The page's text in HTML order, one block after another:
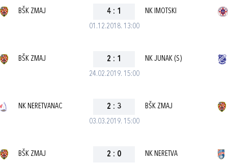
01.12.2018. 13:00
BŠK ZMAJ 4 : 1 NK IMOTSKI
24.02.2019. 15:00
BŠK ZMAJ 2 : 1 NK JUNAK (S)
03.03.2019. 15:00
NK NERETVANAC 2 : 3 BŠK ZMAJ
BŠK ZMAJ 2 : 0 NK NERETVA